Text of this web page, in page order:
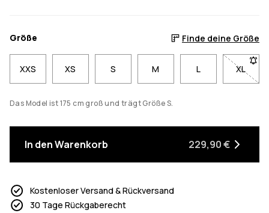
Größe Finde deine Größe
XXS XS S M L XL
-
Das Model ist 175 cm groß und trägt Größe S.
In den Warenkorb 229,90 €
Kostenloser Versand & Rückversand
30 Tage Rückgaberecht